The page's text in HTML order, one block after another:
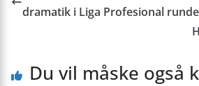
dramatik i Liga Profesional
Du vil måske også